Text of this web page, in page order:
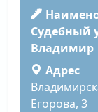
Судебный
Владимир
Адрес
Егорова, 3